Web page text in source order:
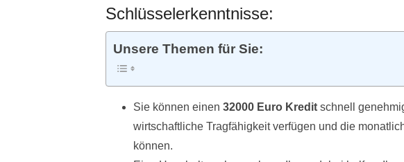
Schlüsselerkenntnisse:
Unsere Themen für Sie:
Sie können einen 32000 Euro Kredit schnell
wirtschaftliche Tragfähigkeit verfügen und die
können.